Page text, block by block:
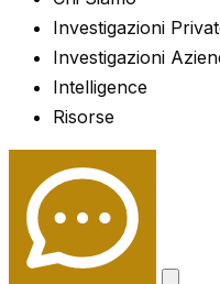
Investigazioni
Investigazioni
Intelligence
Risorse